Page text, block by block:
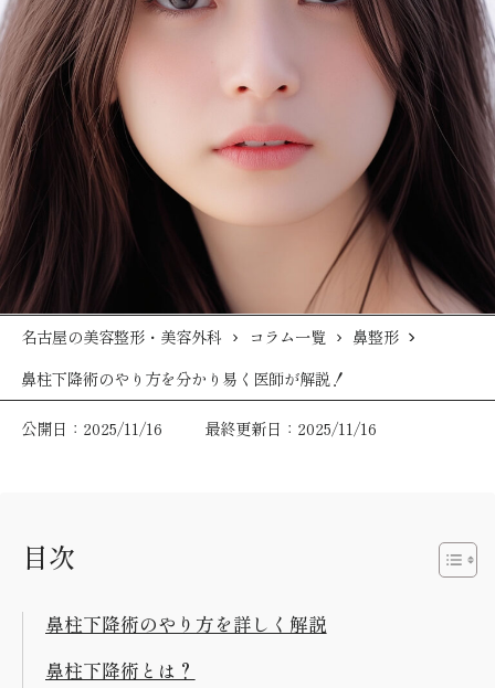
名古屋の美容整形・美容外科 コラム一覧
鼻整形
鼻柱下降術のやり方を分かり易く医師が解説！
公開日：2025/11/16 最終更新日：2025/11/16
目次
鼻柱下降術のやり方を詳しく解説
鼻柱下降術とは？